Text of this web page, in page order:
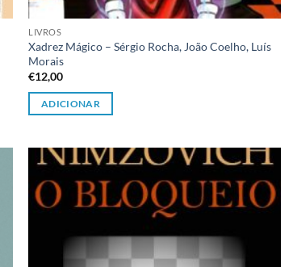
LIVROS
Xadrez Mágico – Sérgio Rocha, João Coelho, Luís
Morais
€12,00
ADICIONAR
Adicionar
à lista de